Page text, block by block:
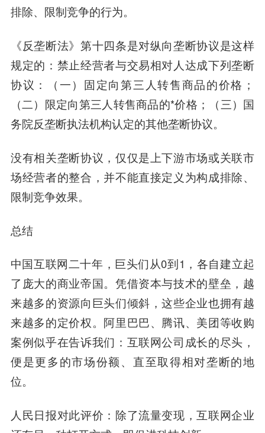
排除、限制竞争的行为。
《反垄断法》第十四条是对纵向垄断协议是这样
规定的：禁止经营者与交易相对人达成下列垄断
协议：（一）固定向第三人转售商品的价格；
（二）限定向第三人转售商品的*价格；（三）国
务院反垄断执法机构认定的其他垄断协议。
没有相关垄断协议，仅仅是上下游市场或关联市
场经营者的整合，并不能直接定义为构成排除、
限制竞争效果。
总结
中国互联网二十年，巨头们从0到1，各自建立起
了庞大的商业帝国。凭借资本与技术的壁垒，越
来越多的资源向巨头们倾斜，这些企业也拥有越
来越多的定价权。阿里巴巴、腾讯、美团等收购
案例似乎在告诉我们：互联网公司成长的尽头，
便是更多的市场份额、直至取得相对垄断的地
位。
人民日报对此评价：除了流量变现，互联网企业